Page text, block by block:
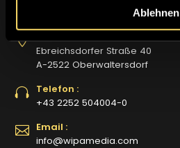
Ablehnen
Ebreichsdorfer Straße 40
A-2522 Oberwaltersdorf
Telefon :
+43 2252 504004-0
Email :
info@wipamedia.com